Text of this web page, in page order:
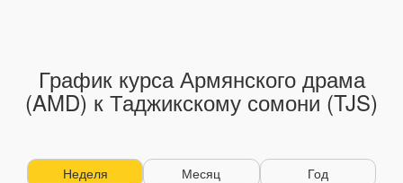
График курса Армянского драма
(AMD) к Таджикскому сомони (TJS)
Неделя Месяц Год